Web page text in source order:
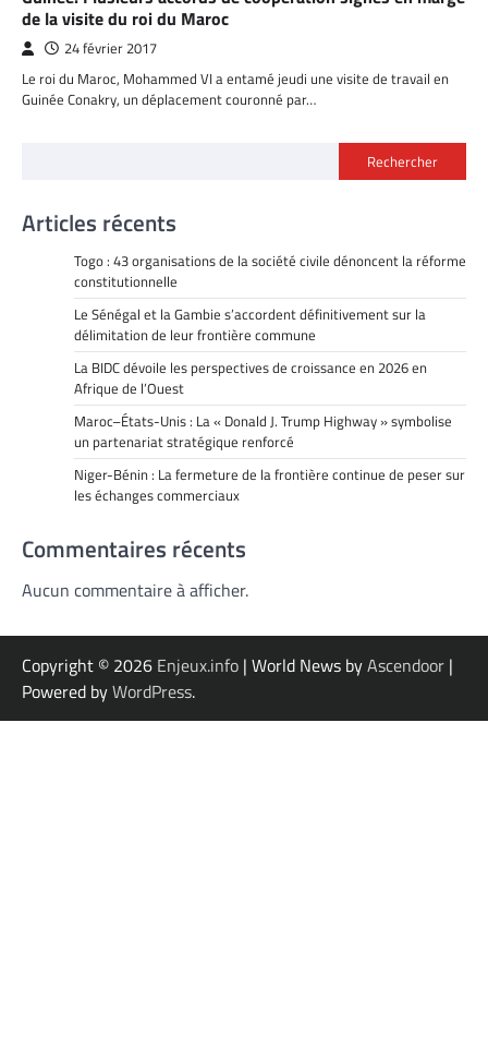
de la visite du roi du Maroc
24 février 2017
Le roi du Maroc, Mohammed VI a entamé jeudi une visite de travail en
Guinée Conakry, un déplacement couronné par…
Rechercher
Articles récents
Togo : 43 organisations de la société civile dénoncent la réforme
constitutionnelle
Le Sénégal et la Gambie s’accordent définitivement sur la
délimitation de leur frontière commune
La BIDC dévoile les perspectives de croissance en 2026 en
Afrique de l’Ouest
Maroc–États-Unis : La « Donald J. Trump Highway » symbolise
un partenariat stratégique renforcé
Niger-Bénin : La fermeture de la frontière continue de peser sur
les échanges commerciaux
Commentaires récents
Aucun commentaire à afficher.
Copyright © 2026 Enjeux.info | World News byAscendoor |
Powered byWordPress.